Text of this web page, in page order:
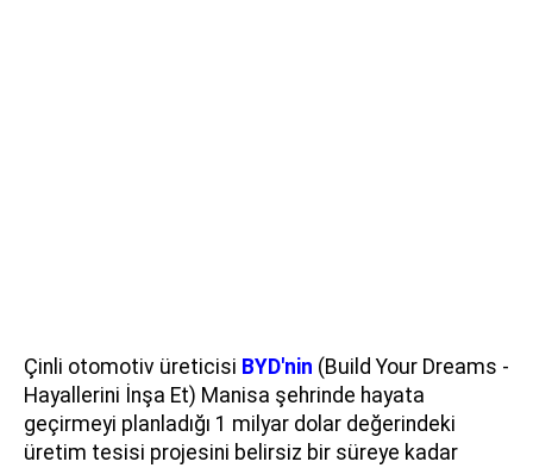
Çinli otomotiv üreticisi BYD'nin (Build Your Dreams -
Hayallerini İnşa Et) Manisa şehrinde hayata
geçirmeyi planladığı 1 milyar dolar değerindeki
üretim tesisi projesini belirsiz bir süreye kadar